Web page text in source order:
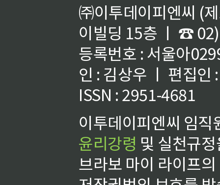
㈜이투데이피엔씨 (
이빌딩 15층 ㅣ ☎
등록번호 : 서울아
인 : 김상우 ㅣ 편집인
ISSN : 2951-4681
이투데이피엔씨 임
윤리강령 및 실천규
브라보 마이 라이프